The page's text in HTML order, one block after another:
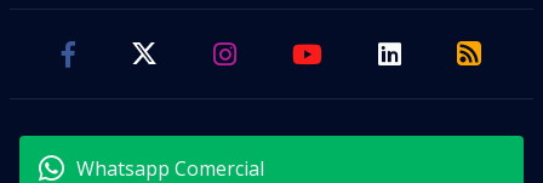
Whatsapp Comercial